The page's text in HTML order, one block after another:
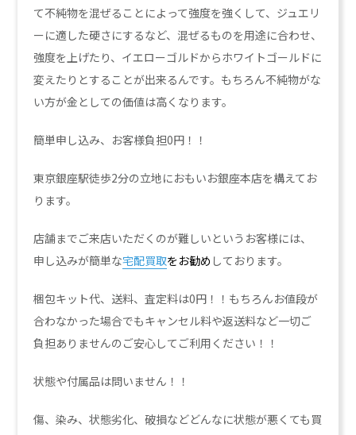
て不純物を混ぜることによって強度を強くして、ジュエリ
ーに適した硬さにするなど、混ぜるものを用途に合わせ、
強度を上げたり、イエローゴルドからホワイトゴールドに
変えたりとすることが出来るんです。もちろん不純物がな
い方が金としての価値は高くなります。
簡単申し込み、お客様負担0円！！
東京銀座駅徒歩2分の立地におもいお銀座本店を構えてお
ります。
店舗までご来店いただくのが難しいというお客様には、
申し込みが簡単な宅配買取をお勧め しております。
梱包キット代、送料、査定料は0円！！もちろんお値段が
合わなかった場合でもキャンセル料や返送料など一切ご
負担ありませんのご安心してご利用ください！！
状態や付属品は問いません！！
傷、染み、状態劣化、破損などどんなに状態が悪くても買